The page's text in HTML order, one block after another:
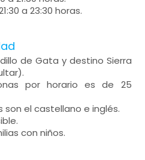
a 23:30 horas.
de Gata y destino Sierra
por horario es de 25
son el castellano e inglés.
con niños.